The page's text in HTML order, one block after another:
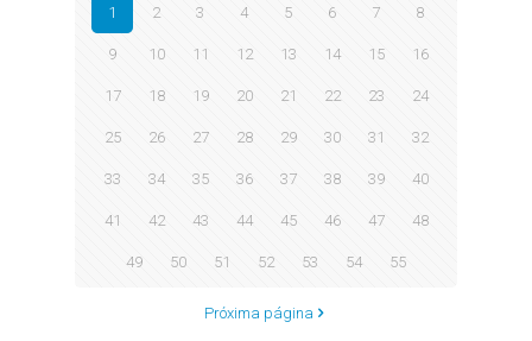
1 2 3 4 5 6 7 8
9 10 11 12 13 14 15 16
17 18 19 20 21 22 23 24
25 26 27 28 29 30 31 32
33 34 35 36 37 38 39 40
41 42 43 44 45 46 47 48
49 50 51 52 53 54 55
Próxima página